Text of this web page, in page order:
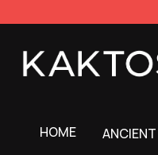
HOME ANCIENT